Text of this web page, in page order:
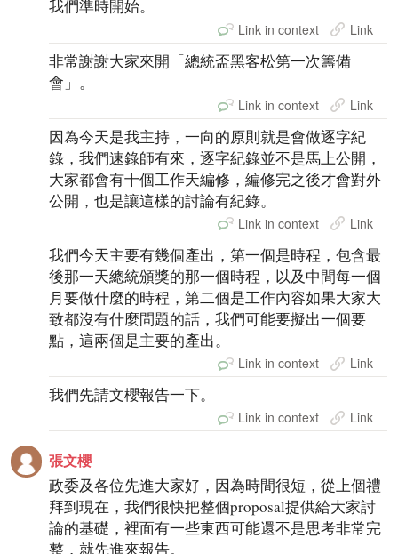
我們準時開始。
Link in context Link
非常謝謝大家來開「總統盃黑客松第一次籌備
會」。
Link in context Link
因為今天是我主持，一向的原則就是會做逐字紀
錄，我們速錄師有來，逐字紀錄並不是馬上公開，
大家都會有十個工作天編修，編修完之後才會對外
公開，也是讓這樣的討論有紀錄。
Link in context Link
我們今天主要有幾個產出，第一個是時程，包含最
後那一天總統頒獎的那一個時程，以及中間每一個
月要做什麼的時程，第二個是工作內容如果大家大
致都沒有什麼問題的話，我們可能要擬出一個要
點，這兩個是主要的產出。
Link in context Link
我們先請文櫻報告一下。
Link in context Link
張文櫻
政委及各位先進大家好，因為時間很短，從上個禮
拜到現在，我們很快把整個proposal提供給大家討
論的基礎，裡面有一些東西可能還不是思考非常完
整，就先進來報告。